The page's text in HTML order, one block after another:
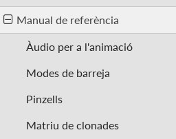
Manual de referència
Àudio per a l'animació
Modes de barreja
Pinzells
Matriu de clonades